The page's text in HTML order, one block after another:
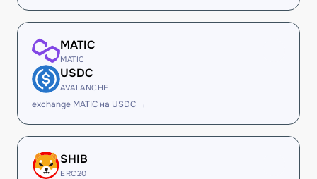
MATIC
MATIC
USDC
AVALANCHE
exchange MATIC на USDC →
SHIB
ERC20